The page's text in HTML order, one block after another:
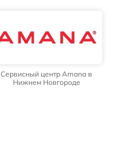
Сервисный центр Amana в
Нижнем Новгороде